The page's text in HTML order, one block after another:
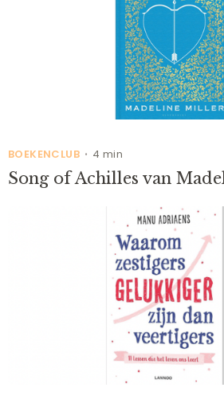
BOEKENCLUB • 4 min
Song of Achilles van